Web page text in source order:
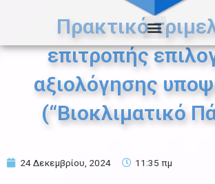
Menu
Πρακτικό
επιτροπής
αξιολόγησης
(“Βιοκλιματικό
24 Δεκεμβρίου, 2024 11:35 πμ